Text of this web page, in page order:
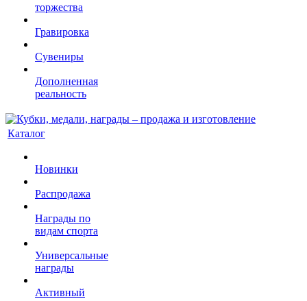
торжества
Гравировка
Сувениры
Дополненная
реальность
Каталог
Новинки
Распродажа
Награды по
видам спорта
Универсальные
награды
Активный